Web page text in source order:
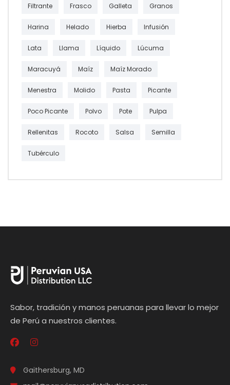
Filtrante Frasco Galleta Granos
Harina Helado Hierba Infusión
Lata Llama Líquido Lúcuma
Maracuyá Maíz Maíz Morado
Menestra Molido Pasta Picante
Poco Picante Polvo Pote Pulpa
Rellenitas Rocoto Salsa Semilla
Tubérculo
Sabor, tradición y manos peruanas para llevar lo mejor
de Perú a nuestros clientes.
Gaithersburg, MD